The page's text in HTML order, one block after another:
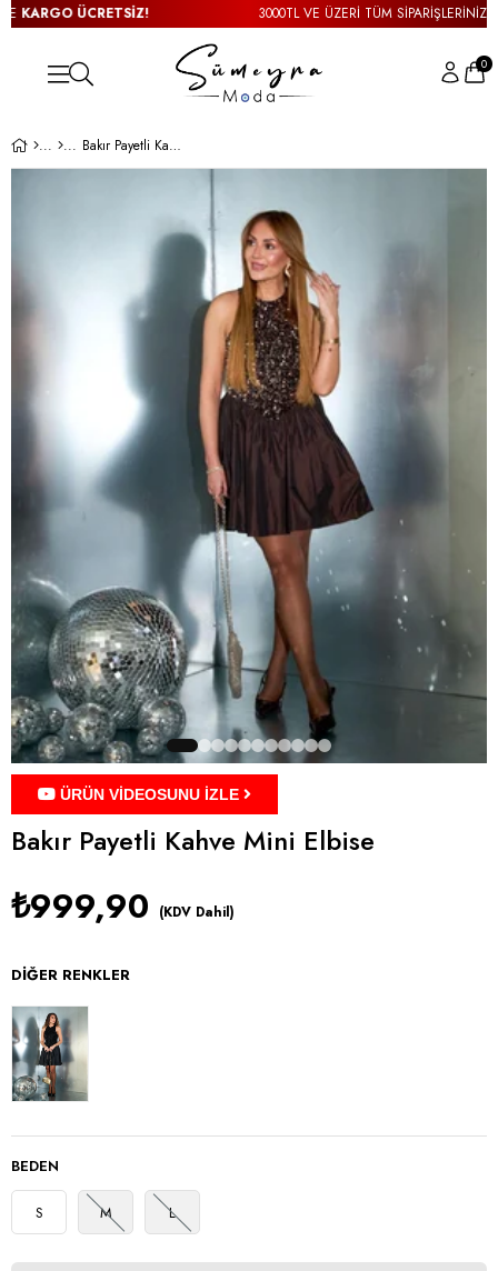
ÜCRETSİZ! 3000TL VE ÜZERİ TÜM SİPARİŞLERİNİZDE
0
Bakır Payetli Kahve Mini Elbise
ÜRÜN VİDEOSUNU İZLE
Bakır Payetli Kahve Mini Elbise
₺999,90 (KDV Dahil)
DIĞER RENKLER
BEDEN
S M L